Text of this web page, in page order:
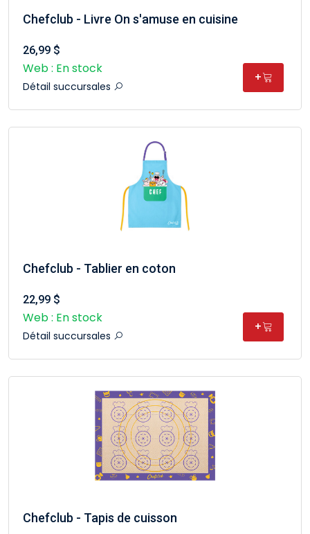
Chefclub - Livre On s'amuse en cuisine
26,99 $
Web : En stock
Détail succursales
+
Chefclub - Tablier en coton
22,99 $
Web : En stock
Détail succursales
+
Chefclub - Tapis de cuisson